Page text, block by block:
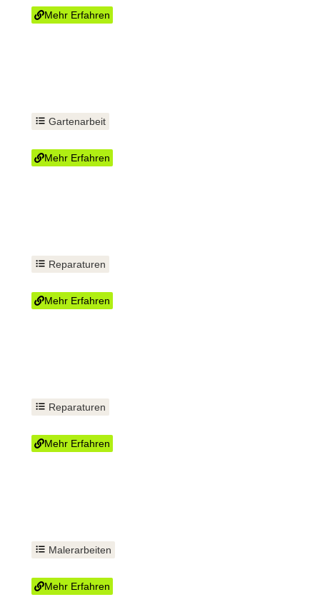
Mehr Erfahren
Gartenarbeit
Mehr Erfahren
Reparaturen
Mehr Erfahren
Reparaturen
Mehr Erfahren
Malerarbeiten
Mehr Erfahren